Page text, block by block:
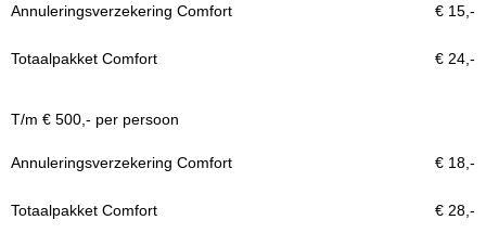
€ 15,-
€ 24,-
T/m € 500,- per persoon
€ 18,-
€ 28,-